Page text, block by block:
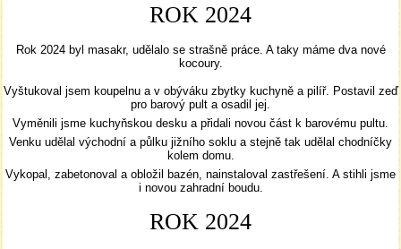
ROK 2024
Rok 2024 byl masakr, udělalo se strašně práce. A taky máme dva nové
kocoury.
Vyštukoval jsem koupelnu a v obýváku zbytky kuchyně a pilíř. Postavil zeď
pro barový pult a osadil jej.
Vyměnili jsme kuchyňskou desku a přidali novou část k barovému pultu.
Venku udělal východní a půlku jižního soklu a stejně tak udělal chodníčky
kolem domu.
Vykopal, zabetonoval a obložil bazén, nainstaloval zastřešení. A stihli jsme
i novou zahradní boudu.
ROK 2024